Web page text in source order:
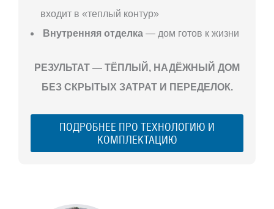
входит в «теплый контур»
Внутренняя отделка — дом готов к жизни
РЕЗУЛЬТАТ — ТЁПЛЫЙ, НАДЁЖНЫЙ ДОМ
БЕЗ СКРЫТЫХ ЗАТРАТ И ПЕРЕДЕЛОК.
ПОДРОБНЕЕ ПРО ТЕХНОЛОГИЮ И
КОМПЛЕКТАЦИЮ